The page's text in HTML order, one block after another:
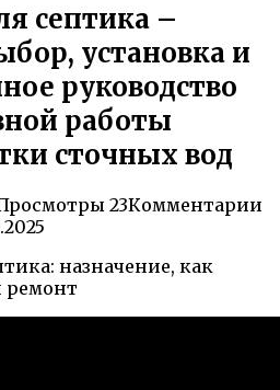
септика –
установка и
руководство
работы
сточных вод
23Комментарии